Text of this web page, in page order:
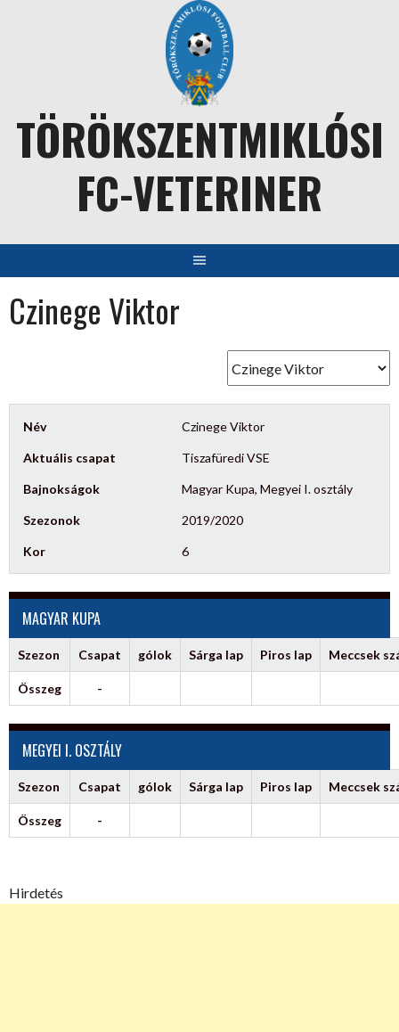
TÖRÖKSZENTMIKLÓSI
FC-VETERINER
Czinege Viktor
Név Czinege Viktor
Aktuális csapat Tiszafüredi VSE
Bajnokságok Magyar Kupa, Megyei I. osztály
Szezonok 2019/2020
Kor 6
MAGYAR KUPA
Szezon Csapat gólok Sárga lap Piros lap Meccsek
Összeg -
MEGYEI I. OSZTÁLY
Szezon Csapat gólok Sárga lap Piros lap Meccsek
Összeg -
Hirdetés